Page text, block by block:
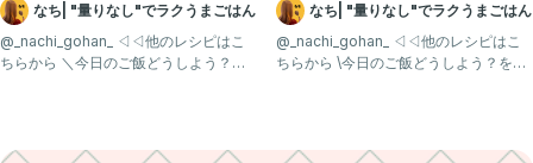
なち| "量りなし"でラクうまごはん
@_nachi_gohan_ ◁◁他のレシピはこ
ちらから ＼今日のご飯どうしよう？を
なち| "量りなし"でラクうまごはん
@_nachi_gohan_ ◁◁他のレシピはこ
ちらから \今日のご飯どうしよう？を解